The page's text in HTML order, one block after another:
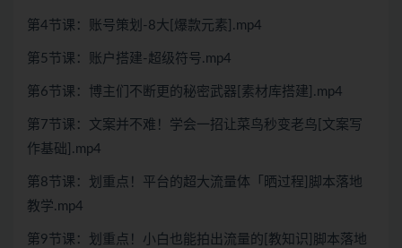
第4节课：账号策划-8大[爆款元素].mp4
第5节课：账户搭建-超级符号.mp4
第6节课：博主们不断更的秘密武器[素材库搭建].mp4
第7节课：文案并不难！学会一招让菜鸟秒变老鸟[文案写
作基础].mp4
第8节课：划重点！平台的超大流量体「晒过程]脚本落地
教学.mp4
第9节课：划重点！小白也能拍出流量的[教知识]脚本落地